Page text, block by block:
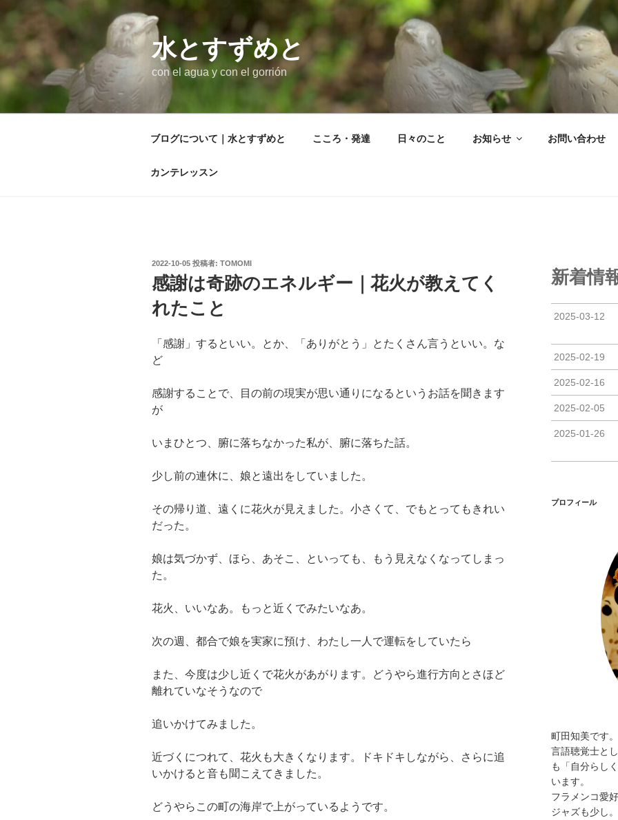
ン
ツ
へ
水とすずめと
con el agua y con el gorrión
ブログについて｜水とすずめと こころ・発達 日々のこと お知らせ お問い合わせ
カンテレッスン
投
日:
2022-10-05 投稿者: TOMOMI
感謝は奇跡のエネルギー｜花火が教えてく
れたこと
「感謝」するといい。とか、「ありがとう」とたくさん言うといい。な
ど
感謝することで、目の前の現実が思い通りになるというお話を聞きます
が
いまひとつ、腑に落ちなかった私が、腑に落ちた話。
少し前の連休に、娘と遠出をしていました。
その帰り道、遠くに花火が見えました。小さくて、でもとってもきれい
だった。
娘は気づかず、ほら、あそこ、といっても、もう見えなくなってしまっ
た。
花火、いいなあ。もっと近くでみたいなあ。
次の週、都合で娘を実家に預け、わたし一人で運転をしていたら
また、今度は少し近くで花火があがります。どうやら進行方向とさほど
離れていなそうなので
追いかけてみました。
近づくにつれて、花火も大きくなります。ドキドキしながら、さらに追
いかけると音も聞こえてきました。
どうやらこの町の海岸で上がっているようです。
新着情
2025-03-12
2025-02-19
2025-02-16
2025-02-05
2025-01-26
プロフィール
町田知美です。
言語聴覚士と
も「自分らし
います。
フラメンコ愛
ジャズも少し。